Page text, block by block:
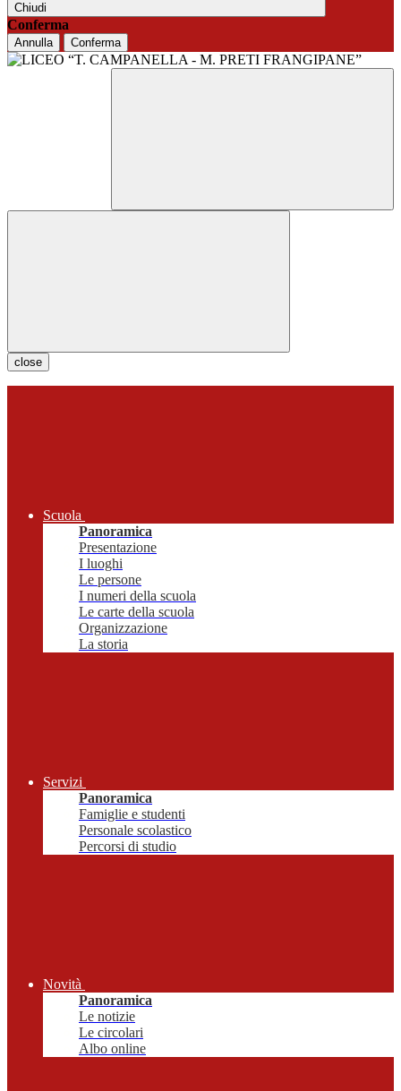
Chiudi
Conferma
Annulla Conferma
close
Scuola
Panoramica
Presentazione
I luoghi
Le persone
I numeri della scuola
Le carte della scuola
Organizzazione
La storia
Servizi
Panoramica
Famiglie e studenti
Personale scolastico
Percorsi di studio
Novità
Panoramica
Le notizie
Le circolari
Albo online